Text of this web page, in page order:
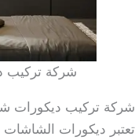
شركة تركيب
شركة تركيب ديكورات
تعتبر ديكورات الشاشات